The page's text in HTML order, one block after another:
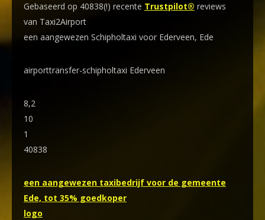
Gebaseerd op 40838(!) recente Trustpilot® reviews
van Taxi2Airport
een aangewezen Schipholtaxi voor Ederveen, Ede
airporttransfer-schipholtaxi Ederveen
8,2
10
1
40838
een aangewezen taxibedrijf voor de gemeente
Ede, tot 35% goedkoper
logo